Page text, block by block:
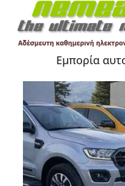
Εμπορία